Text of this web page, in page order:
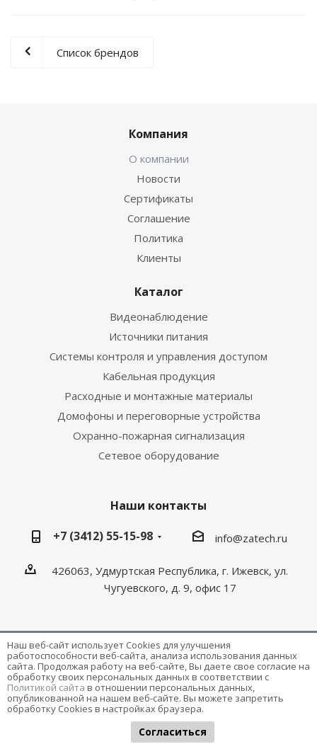
Список брендов
Компания
О компании
Новости
Сертификаты
Соглашение
Политика
Клиенты
Каталог
Видеонаблюдение
Источники питания
Системы контроля и управления доступом
Кабельная продукция
Расходные и монтажные материалы
Домофоны и переговорные устройства
Охранно-пожарная сигнализация
Сетевое оборудование
Наши контакты
+7 (3412) 55-15-98
info@zatech.ru
426063, Удмуртская Республика, г. Ижевск, ул.
Чугуевского, д. 9, офис 17
Разработка и поддержка сайта -Victory
Наш веб-сайт использует Cookies для улучшения
работоспособности веб-сайта, анализа использования данных
сайта. Продолжая работу на веб-сайте, Вы даете свое согласие на
обработку своих персональных данных в соответствии с
Политикой сайта в отношении персональных данных,
опубликованной на нашем веб-сайте. Вы можете запретить
обработку Cookies в настройках браузера.
Согласиться